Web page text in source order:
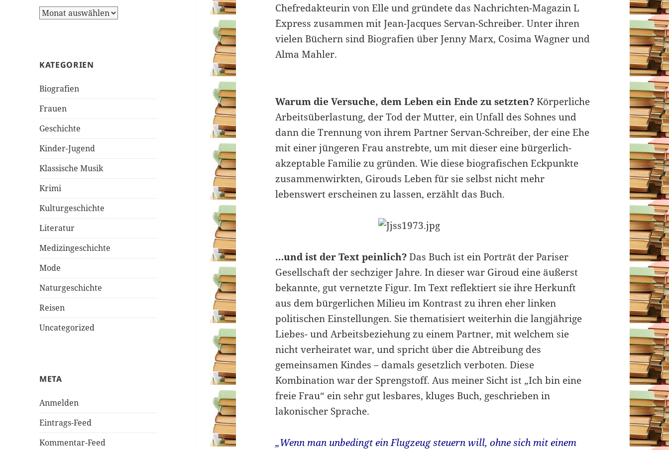
Archiv
KATEGORIEN
Biografien
Frauen
Geschichte
Kinder-Jugend
Klassische Musik
Krimi
Kulturgeschichte
Literatur
Medizingeschichte
Mode
Naturgeschichte
Reisen
Uncategorized
META
Anmelden
Eintrags-Feed
Kommentar-Feed
Chefredakteurin von Elle und gründete das Nachrichten-Magazin L
´Express zusammen mit Jean-Jacques Servan-Schreiber. Unter ihren
vielen Büchern sind Biografien über Jenny Marx, Cosima Wagner und
Alma Mahler.
Warum die Versuche, dem Leben ein Ende zu setzten?Körperliche
Arbeitsüberlastung, der Tod der Mutter, ein Unfall des Sohnes und
dann die Trennung von ihrem Partner Servan-Schreiber, der eine Ehe
mit einer jüngeren Frau anstrebte, um mit dieser eine bürgerlich-
akzeptable Familie zu gründen. Wie diese biografischen Eckpunkte
zusammenwirkten, Girouds Leben für sie selbst nicht mehr
lebenswert erscheinen zu lassen, erzählt das Buch.
…und ist der Text peinlich?Das Buch ist ein Porträt der Pariser
Gesellschaft der sechziger Jahre. In dieser war Giroud eine äußerst
bekannte, gut vernetzte Figur. Im Text reflektiert sie ihre Herkunft
aus dem bürgerlichen Milieu im Kontrast zu ihren eher linken
politischen Einstellungen. Sie thematisiert weiterhin die langjährige
Liebes- und Arbeitsbeziehung zu einem Partner, mit welchem sie
nicht verheiratet war, und spricht über die Abtreibung des
gemeinsamen Kindes – damals gesetzlich verboten. Diese
Kombination war der Sprengstoff. Aus meiner Sicht ist „Ich bin eine
freie Frau“ ein sehr gut lesbares, kluges Buch, geschrieben in
lakonischer Sprache.
„Wenn man unbedingt ein Flugzeug steuern will, ohne sich mit einem